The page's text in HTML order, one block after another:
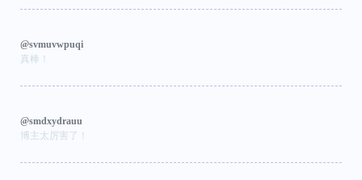
@svmuvwpuqi
真棒！
@smdxydrauu
博主太厉害了！